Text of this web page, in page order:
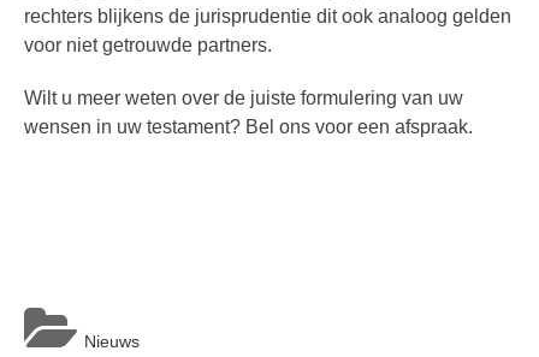
rechters blijkens de jurisprudentie dit ook analoog gelden
voor niet getrouwde partners.
Wilt u meer weten over de juiste formulering van uw
wensen in uw testament? Bel ons voor een afspraak.
Nieuws